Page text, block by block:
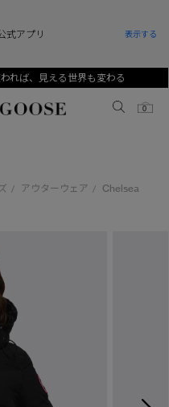
れば、見える世界も変わる
Canada Goose
0
LOOK
LOOK
は、アウター
を通じて、長く愛される製
いきます。
ースもご覧いただけます。
/ アウターウェア /
Chelsea
式アプリ 表示する